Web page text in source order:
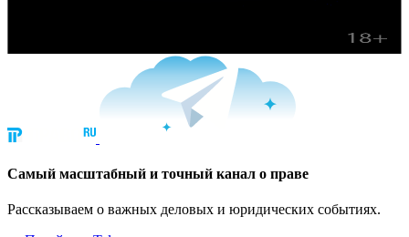
Cамый масштабный и точный канал о праве
Рассказываем о важных деловых и юридических событиях.